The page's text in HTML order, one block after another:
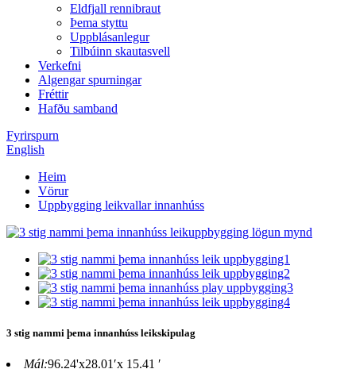
Eldfjall rennibraut
Þema styttu
Uppblásanlegur
Tilbúinn skautasvell
Verkefni
Algengar spurningar
Fréttir
Hafðu samband
Fyrirspurn
English
Heim
Vörur
Uppbygging leikvallar innanhúss
3 stig nammi þema innanhúss leikskipulag
Mál:96.24'x28.01′x 15.41 ′